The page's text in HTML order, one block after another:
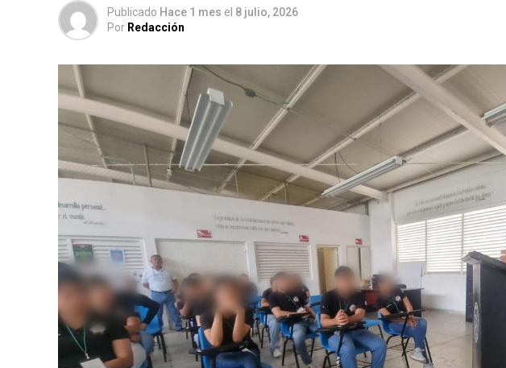
Publicado Hace 1 mes el 8 julio, 2026
Por Redacción